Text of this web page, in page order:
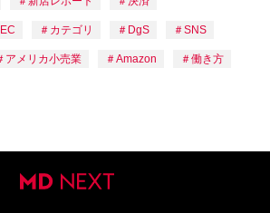
EC カテゴリ DgS SNS
アメリカ小売業 Amazon 働き方